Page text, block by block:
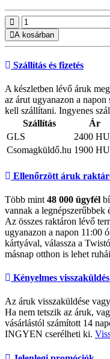
A kosárban
Szállítás és fizetés
A készletben lévő áruk
az árut ugyanazon a
kell szállítani. Ingyenes
Szállítás
Ár
GLS
2400
Csomagküldő.hu 1900
Ellenőrzött áruk
Több mint 48 000 ügyfél
vannak a legnépszerűbbek
Az összes raktáron lévő
ugyanazon a napon 11:00
kártyával, válassza a
másnap otthon is lehet
Kényelmes visszaküldés
Az áruk visszaküldése
Ha nem tetszik az áruk,
vásárlástól számított 14
INGYEN cserélheti ki.